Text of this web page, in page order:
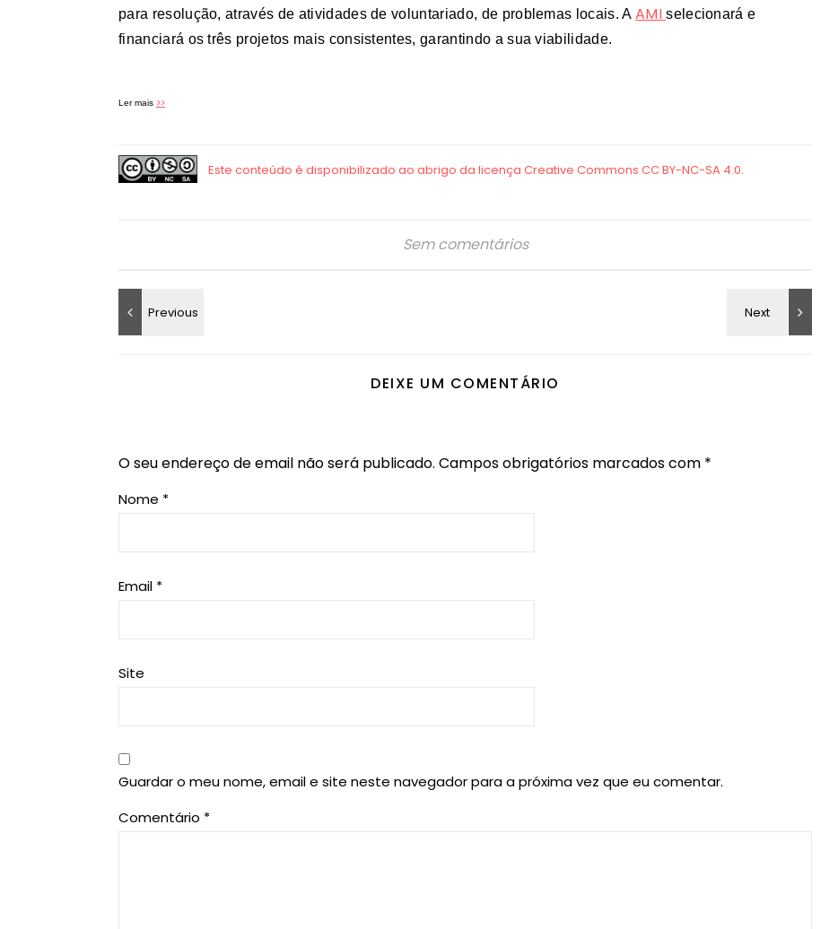
para resolução, através de atividades de voluntariado, de problemas locais. A AMIselecionará e
financiará os três projetos mais consistentes, garantindo a sua viabilidade.
Ler mais >>
Sem comentários
DEIXE UM COMENTÁRIO
O seu endereço de email não será publicado. Campos obrigatórios marcados com *
Nome *
Email *
Site
Guardar o meu nome, email e site neste navegador para a próxima vez que eu comentar.
Comentário *